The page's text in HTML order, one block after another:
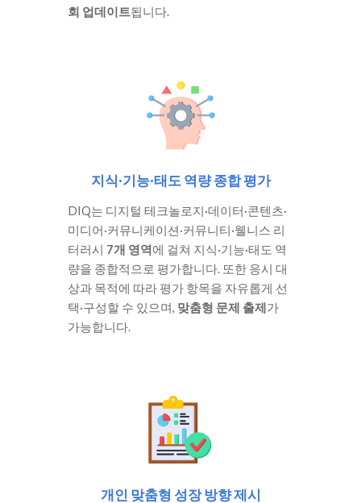
회 업데이트됩니다.
지식·기능·태도 역량 종합 평가
DIQ는 디지털 테크놀로지·데이터·콘텐츠·
미디어·커뮤니케이션·커뮤니티·웰니스 리
터러시 7개 영역에 걸쳐 지식·기능·태도 역
량을 종합적으로 평가합니다. 또한 응시 대
상과 목적에 따라 평가 항목을 자유롭게 선
택·구성할 수 있으며, 맞춤형 문제 출제가
가능합니다.
개인 맞춤형 성장 방향 제시